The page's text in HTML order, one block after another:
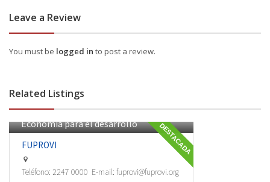
Leave a Review
You must be logged in to post a review.
Related Listings
DESTACADA
Economía para el desarrollo
FUPROVI
Teléfono: 2247 0000 E-mail: fuprovi@fuprovi.org